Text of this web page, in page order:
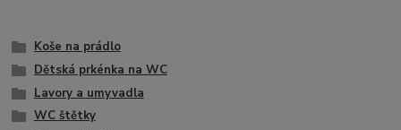
Koše na prádlo
Dětská prkénka na WC
Lavory a umyvadla
WC štětky